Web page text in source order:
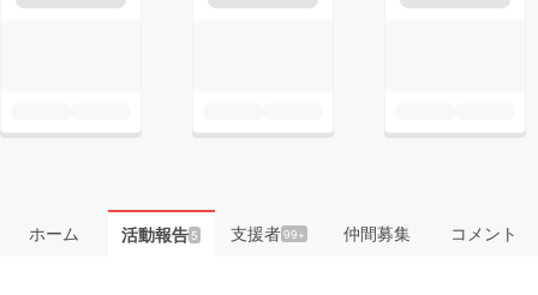
ホーム 活動報告5 支援者99+ 仲間募集 コメント